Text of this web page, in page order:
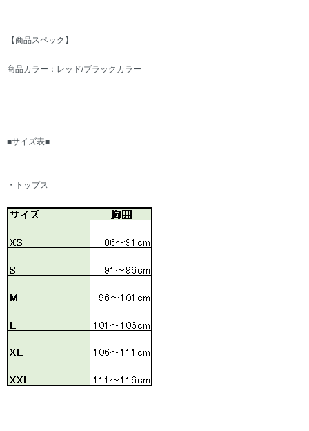
【商品スペック】
商品カラー：レッド/ブラックカラー
■サイズ表■
・トップス